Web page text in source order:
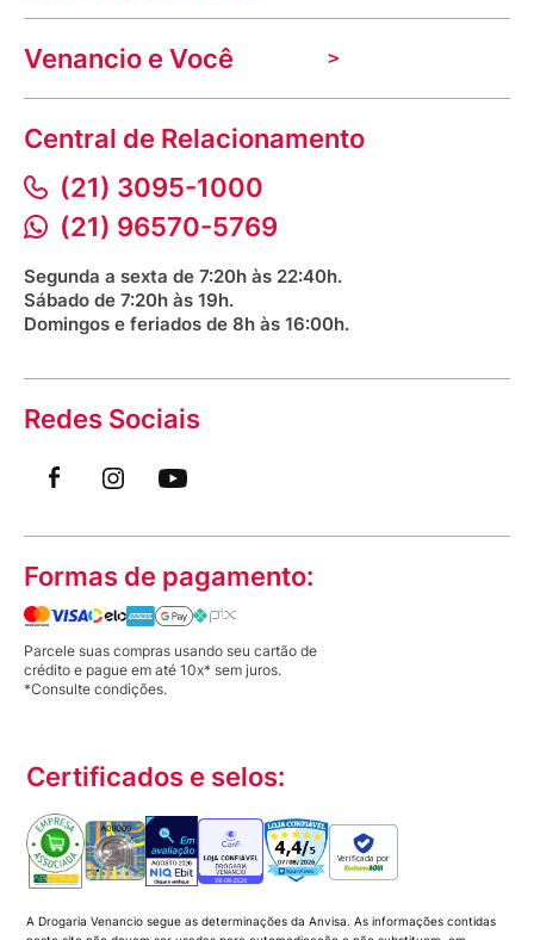
Nossas lojas
Indique seu imóvel
Aniversário Venancio 2025
Troca e devolução
Mecânica de promoções
Dúvidas frequentes
Prazos e entregas
Bioimpedância Gratuita
Venancio e Você
VClube - Programa de fidelidade
Fale com o farmacêutico
Fale conosco
Procon RJ
Saúde na praça
Central de Relacionamento
(21) 3095-1000
(21) 96570-5769
Segunda a sexta de 7:20h às 22:40h.
Sábado de 7:20h às 19h.
Domingos e feriados de 8h às 16:00h.
Redes Sociais
Formas de pagamento:
Parcele suas compras usando seu cartão de
crédito e pague em até 10x* sem juros.
*Consulte condições.
Certificados e selos:
Verificada por
A Drogaria Venancio segue as determinações da Anvisa. As informações contidas